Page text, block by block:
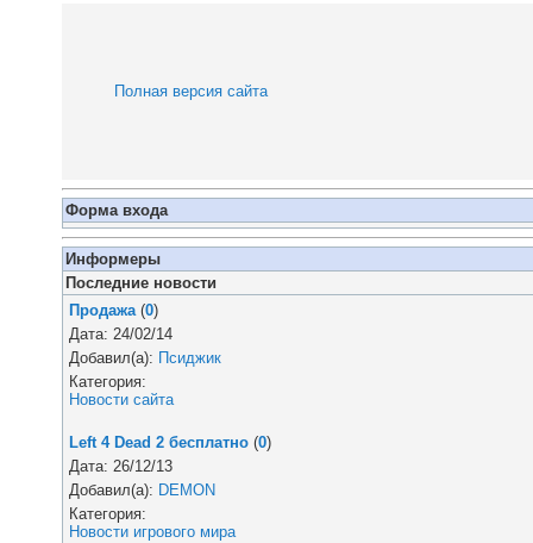
Полная версия сайта
Форма входа
Информеры
Последние новости
Продажа (0)
Дата: 24/02/14
Добавил(а): Псиджик
Категория:
Новости сайта
Left 4 Dead 2 бесплатно (0)
Дата: 26/12/13
Добавил(а): DEMON
Категория:
Новости игрового мира